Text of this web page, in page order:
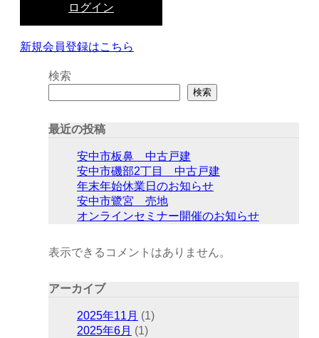
ログイン
新規会員登録はこちら
検索
検索
最近の投稿
安中市板鼻 中古戸建
安中市磯部2丁目 中古戸建
年末年始休業日のお知らせ
安中市鷺宮 売地
オンラインセミナー開催のお知らせ
表示できるコメントはありません。
アーカイブ
2025年11月 (1)
2025年6月 (1)